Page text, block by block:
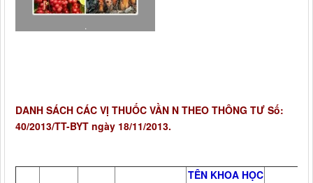
.
DANH SÁCH CÁC VỊ THUỐC VẦN N THEO THÔNG TƯ Số:
40/2013/TT-BYT ngày 18/11/2013.
TÊN KHOA HỌC